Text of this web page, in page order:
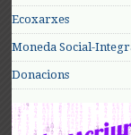
Ecoxarxes
Moneda Social-
Donacions